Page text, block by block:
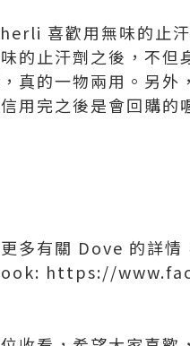
喜歡用無味的止
的止汗劑之後，不但
真的一物兩用。另外
用完之後是會回購的
多有關 Dove 的詳情
https://